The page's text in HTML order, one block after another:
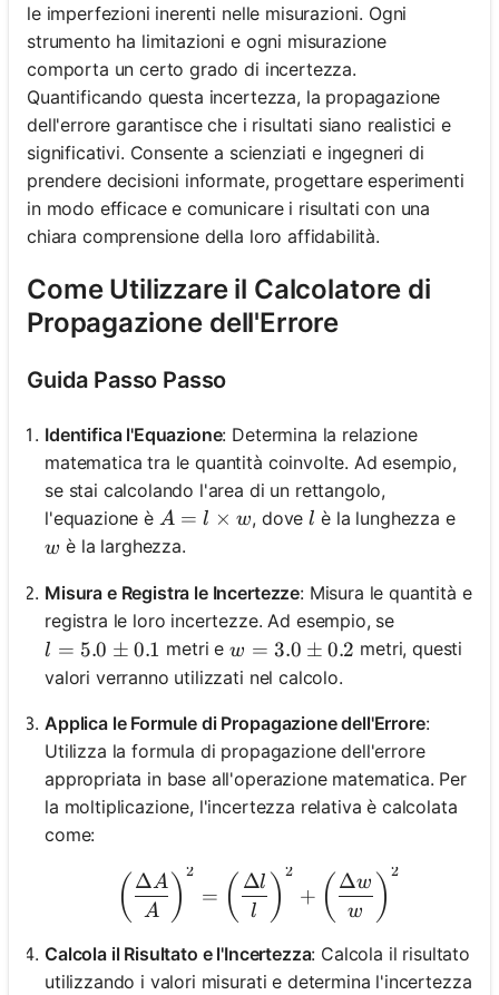
le imperfezioni inerenti nelle misurazioni. Ogni
strumento ha limitazioni e ogni misurazione
comporta un certo grado di incertezza.
Quantificando questa incertezza, la propagazione
dell'errore garantisce che i risultati siano realistici e
significativi. Consente a scienziati e ingegneri di
prendere decisioni informate, progettare esperimenti
in modo efficace e comunicare i risultati con una
chiara comprensione della loro affidabilità.
Come Utilizzare il Calcolatore di
Propagazione dell'Errore
Guida Passo Passo
Identifica l'Equazione: Determina la relazione
matematica tra le quantità coinvolte. Ad esempio,
se stai calcolando l'area di un rettangolo,
l'equazione è A = l \times w
A = l × w, dovel
l è la lunghezza e
w
w è la larghezza.
Misura e Registra le Incertezze: Misura le quantità e
registra le loro incertezze. Ad esempio, se
l = 5.0 \pm 0.1
l = 5.0 ± 0.1 metri e w = 3.0 \pm 0.2
w = 3.0 ± 0.2 metri, questi
valori verranno utilizzati nel calcolo.
Applica le Formule di Propagazione dell'Errore:
Utilizza la formula di propagazione dell'errore
appropriata in base all'operazione matematica. Per
la moltiplicazione, l'incertezza relativa è calcolata
come:
\left( \frac{\Delta
( A
ΔA ) 2
= ( l
Δl ) 2
+ ( w
Δw ) 2
Calcola il Risultato e l'Incertezza: Calcola il risultato
utilizzando i valori misurati e determina l'incertezza